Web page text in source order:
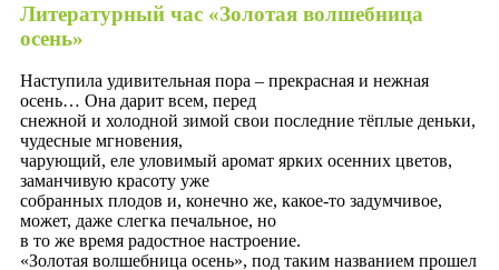
Литературный час «Золотая волшебница
осень»
Наступила удивительная пора – прекрасная и нежная
осень… Она дарит всем, перед
снежной и холодной зимой свои последние тёплые деньки,
чудесные мгновения,
чарующий, еле уловимый аромат ярких осенних цветов,
заманчивую красоту уже
собранных плодов и, конечно же, какое-то задумчивое,
может, даже слегка печальное, но
в то же время радостное настроение.
«Золотая волшебница осень», под таким названием прошел